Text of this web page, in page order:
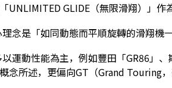
UNLIMITED GLIDE（無限滑翔）」作
念是「如同動態而平順旋轉的滑翔機
運動性能為主，例如豐田「GR86」
念所述，更偏向GT（Grand Touring